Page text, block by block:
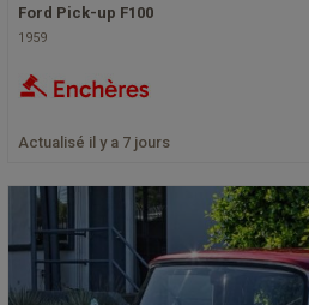
Ford Pick-up F100
1959
Actualisé il y a 7 jours